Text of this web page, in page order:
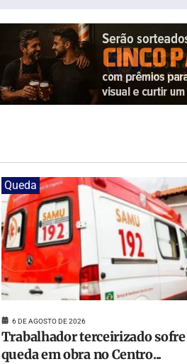
Queda
6 DE AGOSTO DE 2026
Trabalhador terceirizado sofre
queda em obra no Centro...